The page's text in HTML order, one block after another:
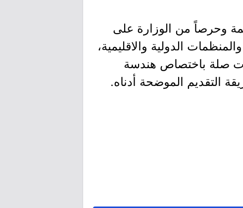
وحرصاً من الوزارة على
الدولية والاقليمية،
صلة باختصاص هندسة
التقديم الموضحة أدناه.